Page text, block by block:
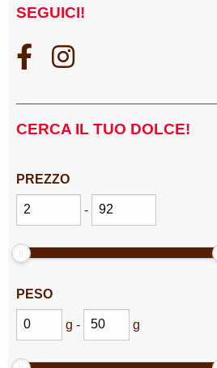
SEGUICI!
CERCA IL TUO DOLCE!
PREZZO
-
PESO
g - g